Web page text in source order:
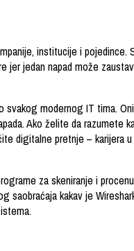
institucije i pojedince.
jer jedan napad može
svakog modernog IT tima.
Ako želite da razumete
digitalne pretnje – karijera
za skeniranje i
saobraćaja kakav je